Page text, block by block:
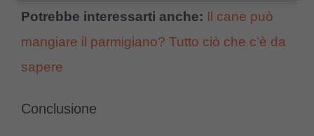
Potrebbe interessarti anche: Il cane può
mangiare il parmigiano? Tutto ciò che c’è da
sapere
Conclusione